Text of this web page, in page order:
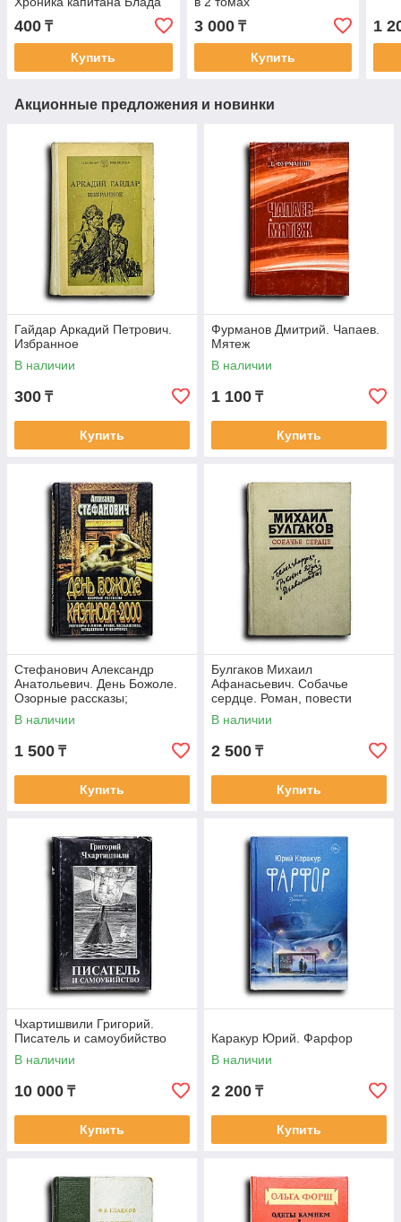
400 ₸
Купить
3 000₸
Купить
1
Акционные предложения и новинки
Гайдар Аркадий Петрович.
Избранное
В наличии
300 ₸
Купить
Фурманов Дмитрий. Чапаев.
Мятеж
В наличии
1 100 ₸
Купить
Стефанович Александр
Анатольевич. День Божоле.
Озорные рассказы;
Казанова-2000: Разговоры о
жизни, любви,
В наличии
1 500 ₸
Купить
Булгаков Михаил
Афанасьевич. Собачье
сердце. Роман, повести
В наличии
2 500 ₸
Купить
Чхартишвили Григорий.
Писатель и самоубийство
В наличии
10 000 ₸
Купить
Каракур Юрий. Фарфор
В наличии
2 200 ₸
Купить